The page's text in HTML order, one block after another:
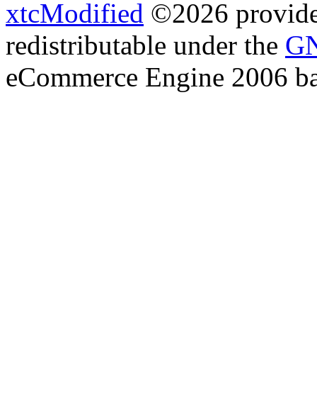
xtcModified ©2026
redistributable under the
eCommerce Engine 2006